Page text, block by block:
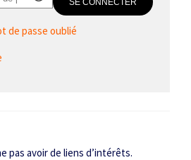
de passe oublié
pas avoir de liens d’intérêts.